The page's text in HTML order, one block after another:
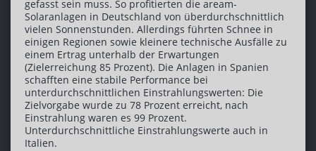
gefasst sein muss. So profitierten die aream-
Solaranlagen in Deutschland von überdurchschnittlich
vielen Sonnenstunden. Allerdings führten Schnee in
einigen Regionen sowie kleinere technische Ausfälle zu
einem Ertrag unterhalb der Erwartungen
(Zielerreichung 85 Prozent). Die Anlagen in Spanien
schafften eine stabile Performance bei
unterdurchschnittlichen Einstrahlungswerten: Die
Zielvorgabe wurde zu 78 Prozent erreicht, nach
Einstrahlung waren es 99 Prozent.
Unterdurchschnittliche Einstrahlungswerte auch in
Italien.